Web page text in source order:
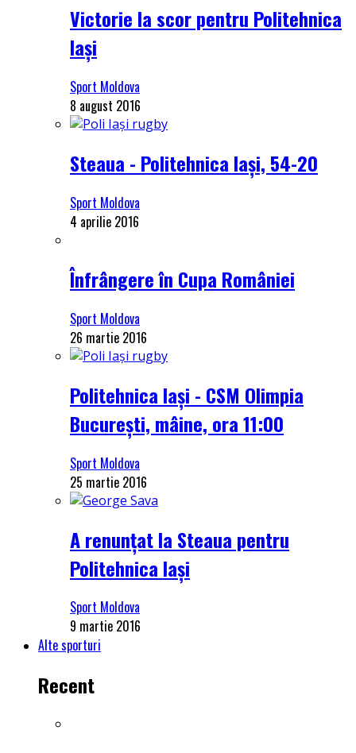
Victorie la scor pentru Politehnica
Iași
Sport Moldova
8 august 2016
Steaua - Politehnica Iași, 54-20
Sport Moldova
4 aprilie 2016
Înfrângere în Cupa României
Sport Moldova
26 martie 2016
Politehnica Iași - CSM Olimpia
București, mâine, ora 11:00
Sport Moldova
25 martie 2016
A renunțat la Steaua pentru
Politehnica Iași
Sport Moldova
9 martie 2016
Alte sporturi
Recent